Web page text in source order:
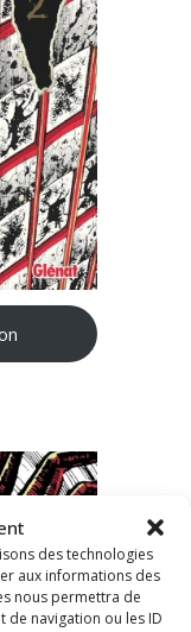
des technologies
aux informations des
nous permettra de
navigation ou les ID